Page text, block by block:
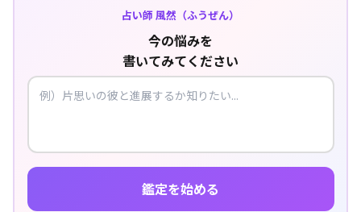
占い師 風然（ふうぜん）
今の悩みを
書いてみてください
鑑定を始める